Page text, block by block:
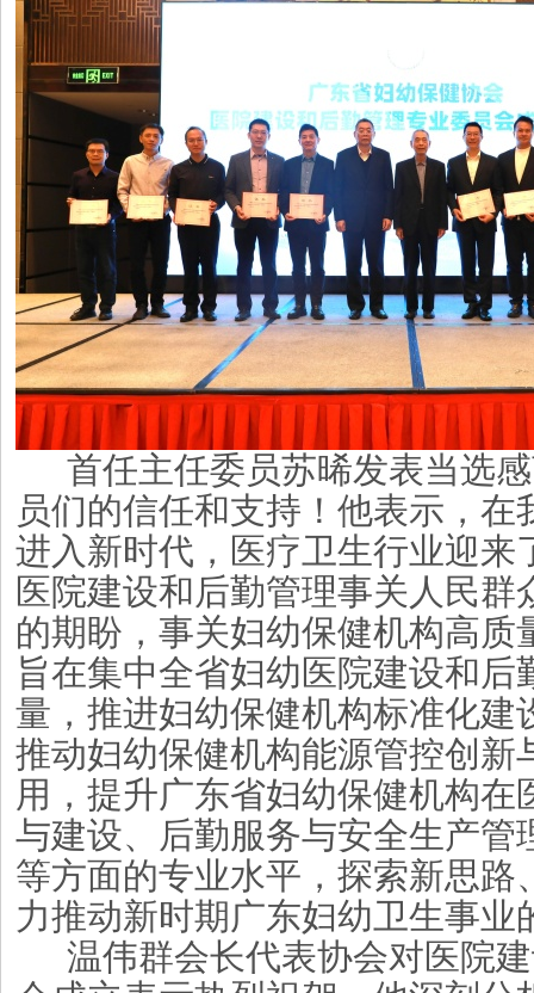
首任主任委员苏晞发表当选
员们的信任和支持！他表示，在
进入新时代，医疗卫生行业迎来
医院建设和后勤管理事关 人民群
的期盼， 事关妇幼保健机构高质
旨在集中全省妇幼医院建设和后
量，推进妇幼保健机构标准化建
推动妇幼保健机构能源管控创新
用，提升广东省妇幼保健机构在
与建设、后勤服务与安全生产管
等方面的专业水平 ， 探索新思路
力推动新时期广东妇幼卫生事业
温伟群会长代表协会对医院